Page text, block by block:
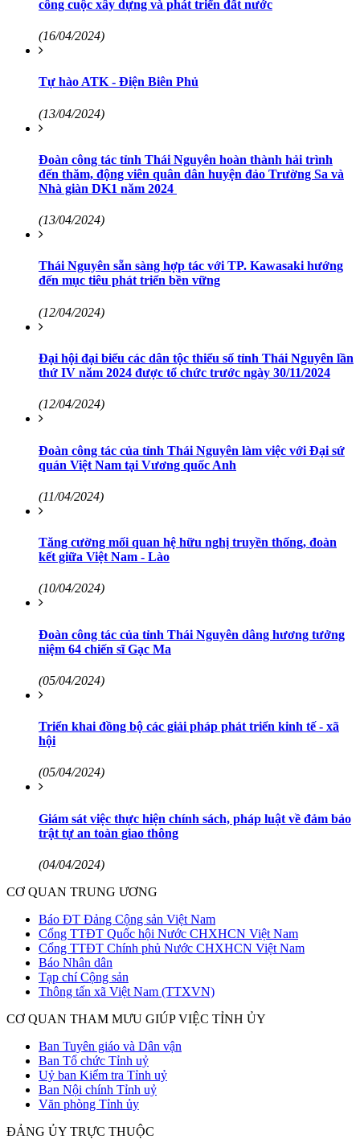
công cuộc xây dựng và phát triển đất nước
(16/04/2024)
Tự hào ATK - Điện Biên Phủ
(13/04/2024)
Đoàn công tác tỉnh Thái Nguyên hoàn thành hải trình
đến thăm, động viên quân dân huyện đảo Trường Sa và
Nhà giàn DK1 năm 2024
(13/04/2024)
Thái Nguyên sẵn sàng hợp tác với TP. Kawasaki hướng
đến mục tiêu phát triển bền vững
(12/04/2024)
Đại hội đại biểu các dân tộc thiểu số tỉnh Thái Nguyên lần
thứ IV năm 2024 được tổ chức trước ngày 30/11/2024
(12/04/2024)
Đoàn công tác của tỉnh Thái Nguyên làm việc với Đại sứ
quán Việt Nam tại Vương quốc Anh
(11/04/2024)
Tăng cường mối quan hệ hữu nghị truyền thống, đoàn
kết giữa Việt Nam - Lào
(10/04/2024)
Đoàn công tác của tỉnh Thái Nguyên dâng hương tưởng
niệm 64 chiến sĩ Gạc Ma
(05/04/2024)
Triển khai đồng bộ các giải pháp phát triển kinh tế - xã
hội
(05/04/2024)
Giám sát việc thực hiện chính sách, pháp luật về đảm bảo
trật tự an toàn giao thông
(04/04/2024)
CƠ QUAN TRUNG ƯƠNG
Báo ĐT Đảng Cộng sản Việt Nam
Cổng TTĐT Quốc hội Nước CHXHCN Việt Nam
Cổng TTĐT Chính phủ Nước CHXHCN Việt Nam
Báo Nhân dân
Tạp chí Cộng sản
Thông tấn xã Việt Nam (TTXVN)
CƠ QUAN THAM MƯU GIÚP VIỆC TỈNH ỦY
Ban Tuyên giáo và Dân vận
Ban Tổ chức Tỉnh uỷ
Uỷ ban Kiểm tra Tỉnh uỷ
Ban Nội chính Tỉnh uỷ
Văn phòng Tỉnh ủy
ĐẢNG ỦY TRỰC THUỘC